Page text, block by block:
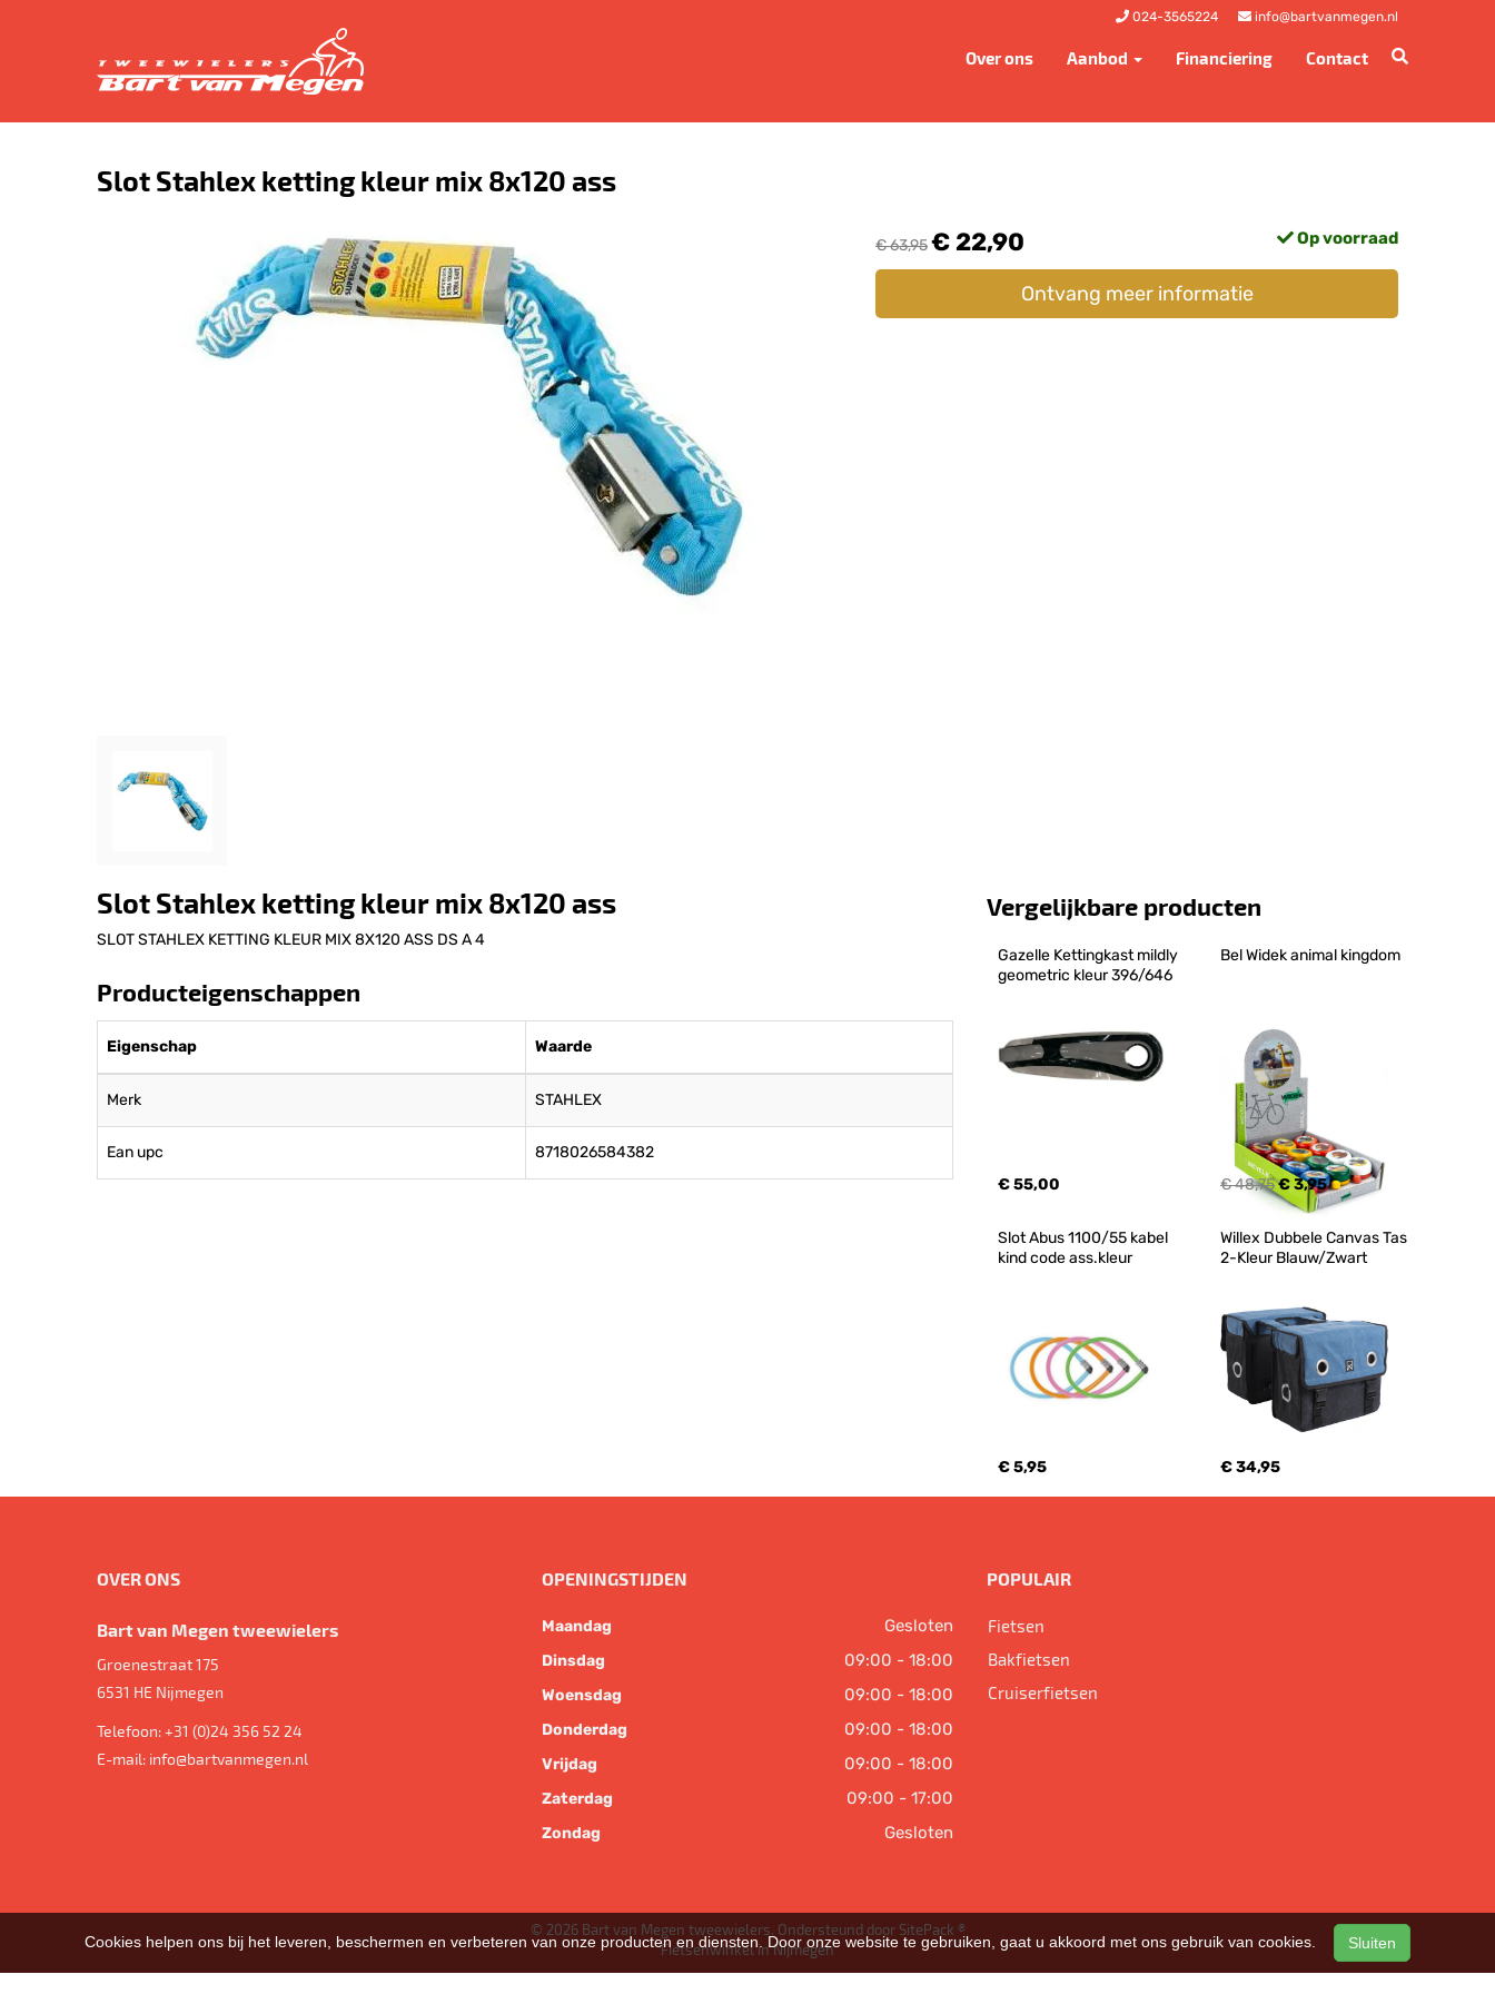
024-3565224 info@bartvanmegen.nl
Over ons Aanbod Financiering Contact
Slot Stahlex ketting kleur mix 8x120 ass
€ 63,95€ 22,90 Op voorraad
Ontvang meer informatie
Slot Stahlex ketting kleur mix 8x120 ass
SLOT STAHLEX KETTING KLEUR MIX 8X120 ASS DS A 4
Producteigenschappen
Eigenschap Waarde
Merk STAHLEX
Ean upc 8718026584382
Vergelijkbare producten
Gazelle Kettingkast mildly
geometric kleur 396/646
€ 55,00
Bel Widek animal kingdom
€ 48,75€ 3,95
Slot Abus 1100/55 kabel
kind code ass.kleur
€ 5,95
Willex Dubbele Canvas Tas
2-Kleur Blauw/Zwart
€ 34,95
OVER ONS
Bart van Megen tweewielers
Groenestraat 175
6531 HE Nijmegen
Telefoon:+31 (0)24 356 52 24
E-mail: info@bartvanmegen.nl
OPENINGSTIJDEN
Maandag Gesloten
Dinsdag 09:00 - 18:00
Woensdag 09:00 - 18:00
Donderdag 09:00 - 18:00
Vrijdag 09:00 - 18:00
Zaterdag 09:00 - 17:00
Zondag Gesloten
POPULAIR
Fietsen
Bakfietsen
Cruiserfietsen
© 2026 Bart van Megen tweewielers. Ondersteund door SitePack ®
Fietsenwinkel in Nijmegen
Cookies helpen ons bij het leveren, beschermen en verbeteren van onze producten en diensten. Door onze website te gebruiken, gaat u akkoord met ons gebruik van cookies. Sluiten